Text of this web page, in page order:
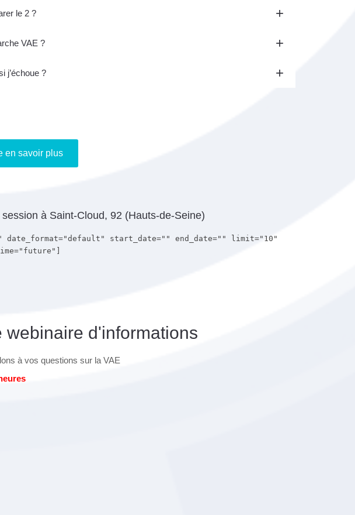
le 2 ?
VAE ?
j’échoue ?
en savoir plus
à Saint-Cloud, 92 (Hauts-de-Seine)
date_format="default" start_date="" end_date="" limit="10"
webinaire d'informations
à vos questions sur la VAE